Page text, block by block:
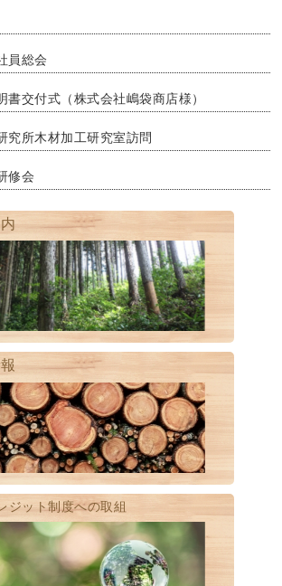
員総会
書交付式（株式会社嶋袋商店様）
究所木材加工研究室訪問
修会
ジット制度への取組